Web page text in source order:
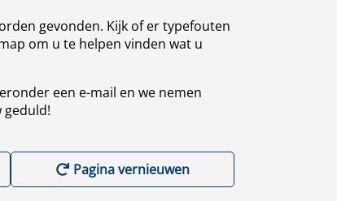
gevonden. Kijk of er typefouten
om u te helpen vinden wat u
een e-mail en we nemen
geduld!
Pagina vernieuwen